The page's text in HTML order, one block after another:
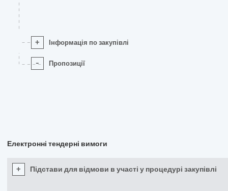
+ Інформація по закупівлі
- Пропозиції
Електронні тендерні вимоги
+ Підстави для відмови в участі у процедурі закупівлі